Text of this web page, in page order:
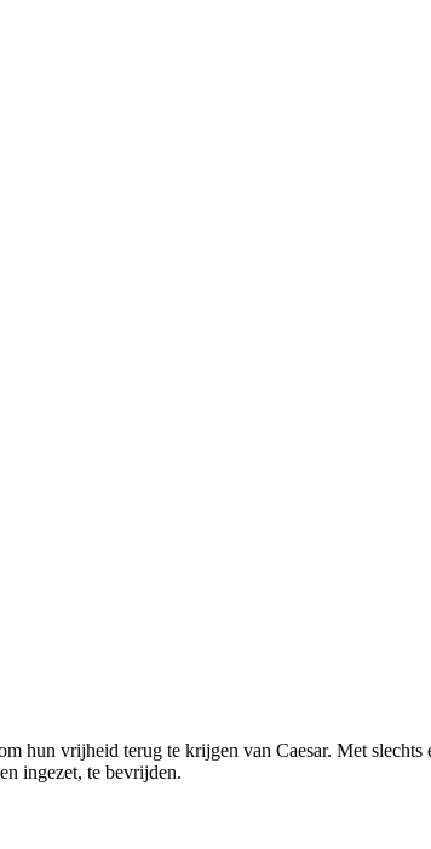
hun vrijheid terug te krijgen van Caesar. Met slechts
ingezet, te bevrijden.